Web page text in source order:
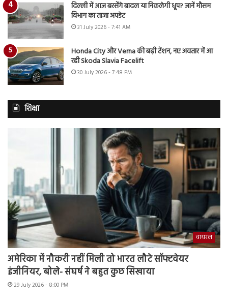
दिल्ली में आज बरसेंगे बादल या निकलेगी धूप? जानें मौसम
विभाग का ताजा अपडेट
31 July 2026 - 7:41 AM
Honda City और Verna की बढ़ी टेंशन, नए अवतार में आ
रही Skoda Slavia Facelift
30 July 2026 - 7:48 PM
शिक्षा
वायरल
अमेरिका में नौकरी नहीं मिली तो भारत लौटे सॉफ्टवेयर
इंजीनियर, बोले- संघर्ष ने बहुत कुछ सिखाया
29 July 2026 - 8:00 PM